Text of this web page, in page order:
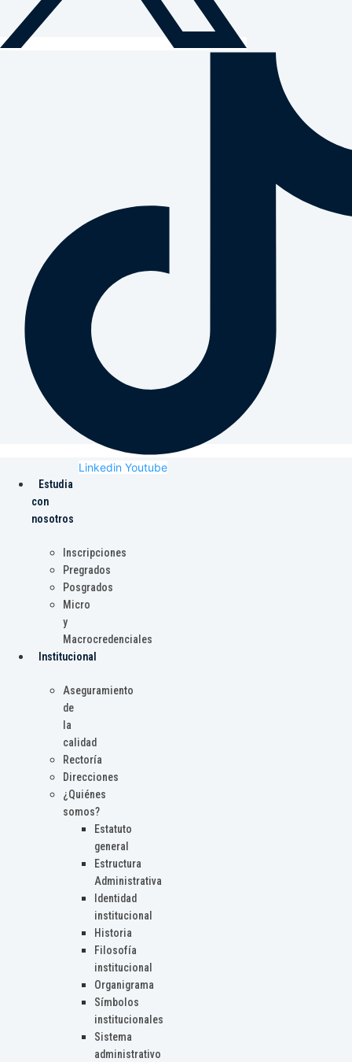
Linkedin Youtube
Estudia
con
nosotros
Inscripciones
Pregrados
Posgrados
Micro
y
Macrocredenciales
Institucional
Aseguramiento
de
la
calidad
Rectoría
Direcciones
¿Quiénes
somos?
Estatuto
general
Estructura
Administrativa
Identidad
institucional
Historia
Filosofía
institucional
Organigrama
Símbolos
institucionales
Sistema
administrativo